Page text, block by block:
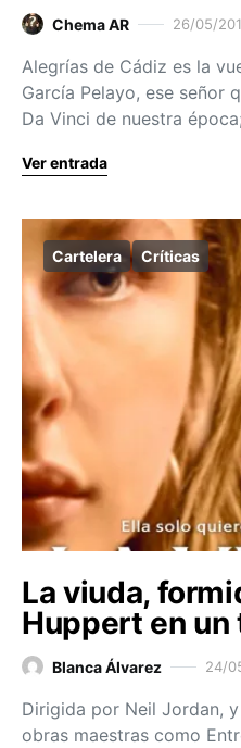
Chema AR 26/05/
Alegrías de Cádiz es la
García Pelayo, ese señor
Da Vinci de nuestra
Ver entrada
Cartelera Críticas
La viuda,
Huppert en
Blanca Álvarez 24/
Dirigida por Neil Jordan,
obras maestras como